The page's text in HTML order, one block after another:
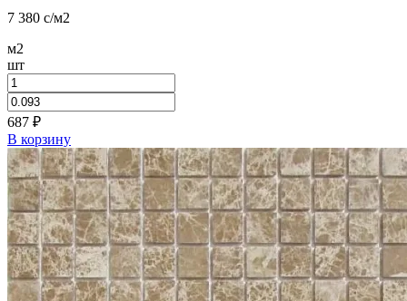
7 380 c/м2
м2
шт
687 ₽
В корзину